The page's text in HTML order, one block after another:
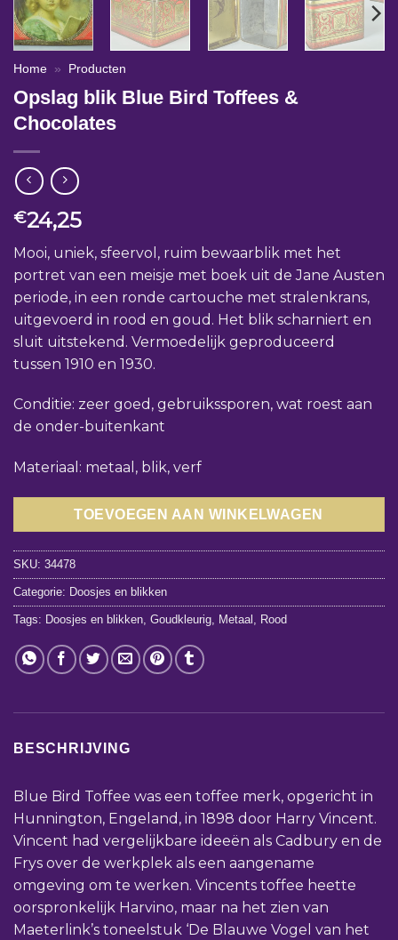
Home » Producten
Opslag blik Blue Bird Toffees &
Chocolates
€24,25
Mooi, uniek, sfeervol, ruim bewaarblik met het
portret van een meisje met boek uit de Jane Austen
periode, in een ronde cartouche met stralenkrans,
uitgevoerd in rood en goud. Het blik scharniert en
sluit uitstekend. Vermoedelijk geproduceerd
tussen 1910 en 1930.
Conditie: zeer goed, gebruikssporen, wat roest aan
de onder-buitenkant
Materiaal: metaal, blik, verf
TOEVOEGEN AAN WINKELWAGEN
SKU: 34478
Categorie: Doosjes en blikken
Tags: Doosjes en blikken Goudkleurig Metaal Rood
BESCHRIJVING
Blue Bird Toffee was een toffee merk, opgericht in
Hunnington, Engeland, in 1898 door Harry Vincent.
Vincent had vergelijkbare ideeën als Cadbury en de
Frys over de werkplek als een aangename
omgeving om te werken. Vincents toffee heette
oorspronkelijk Harvino, maar na het zien van
Maeterlink’s toneelstuk ‘De Blauwe Vogel van het